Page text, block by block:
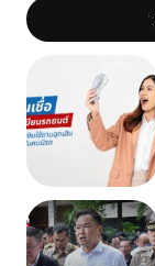
';